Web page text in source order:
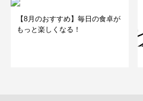
【8月のおすすめ】毎日の食卓が
もっと楽しくなる！